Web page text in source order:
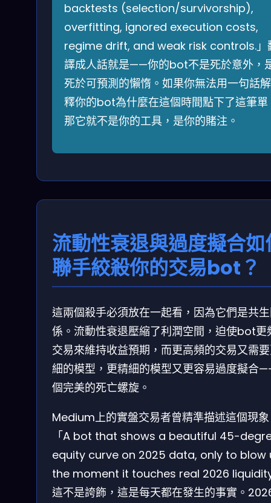
backtests (selection/survivorship),
overfitting, ignored execution costs,
regime drift, and weak risk controls.」
譯成人話就是——你的bot不是死於意外，
死於可預測的懶惰。如果你無法用一句話解
釋你的bot為什麼在這個時間點下了這筆單
那它就不是你的工具，是你的賭注。
流動性衰退與過度擬合如
聯手絞殺你的交易bot？
這兩個殺手必須放在一起看，因為它們是共
係。流動性衰退壓縮了利潤空間，迫使bot更
交易來維持收益預期，而更高頻的交易又需
細的模型，更精細的模型又更容易過度擬合
個完美的死亡螺旋。
Medium上的實盤交易者曾精準描述這個現
「A bot that shows a beautiful 45-
equity curve on 2025 data, only to blow
the moment it touches real 2026
這不是誇飾，這是每天都在發生的事實。